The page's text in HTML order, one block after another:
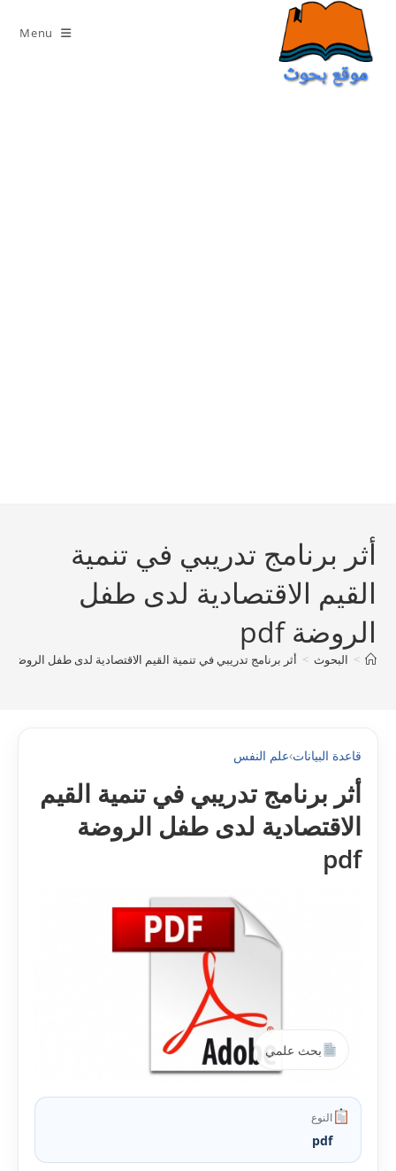
content
Menu
أثر برنامج تدريبي في تنمية
القيم الاقتصادية لدى طفل
الروضة pdf
> البحوث > أثر برنامج تدريبي في تنمية القيم الاقتصادية لدى طفل الروضة pdf
قاعدة البيانات›علم النفس
أثر برنامج تدريبي في تنمية القيم
الاقتصادية لدى طفل الروضة
pdf
بحث علمي
النوع
pdf